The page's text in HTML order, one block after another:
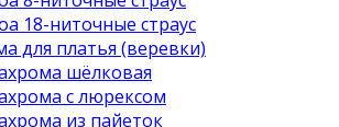
18-ниточные страус
для платья (веревки)
шёлковая
с люрексом
из пайеток